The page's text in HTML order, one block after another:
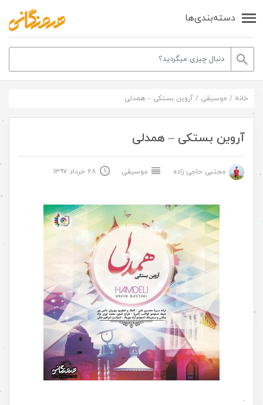
دسته‌بندی‌ها
خانه / موسیقی / آروین بستکی – همدلی
آروین بستکی – همدلی
مجتبی حاجی زاده موسیقی ۲۸ خرداد ۱۳۹۷
.